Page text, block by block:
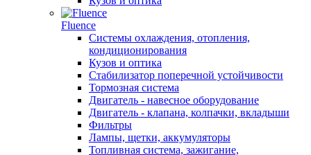
Fluence
Системы охлаждения, отопления,
кондиционирования
Кузов и оптика
Стабилизатор поперечной устойчивости
Тормозная система
Двигатель - навесное оборудование
Двигатель - клапана, колпачки, вкладыши
Фильтры
Лампы, щетки, аккумуляторы
Топливная система, зажигание,